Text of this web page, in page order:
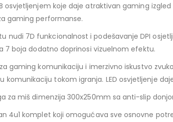
osvjetljenjem koje daje atraktivan gaming
gaming performanse.
nudi 7D funkcionalnost i podešavanje DPI
7 boja dodatno doprinosi vizuelnom efektu.
gaming komunikaciju i imerzivno iskustvo
komunikaciju tokom igranja. LED osvjetljenje
za miš dimenzija 300x250mm sa anti-slip
4u1 komplet koji omogućava sve osnovne